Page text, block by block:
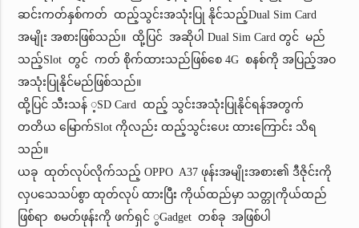
ဆင်းကတ်နှစ်ကတ် ထည့်သွင်းအသုံးပြု နိုင်သည့်Dual Sim Card
အမျိုး အစားဖြစ်သည်။ ထို့ပြင် အဆိုပါ Dual Sim Card တွင် မည်
သည့်Slot တွင် ကတ် စိုက်ထားသည်ဖြစ်စေ 4G စနစ်ကို အပြည့်အဝ
အသုံးပြုနိုင်မည်ဖြစ်သည်။
ထို့ပြင် သီးသန် ့SD Card ထည့် သွင်းအသုံးပြုနိုင်ရန်အတွက်
တတိယ မြောက်Slot ကိုလည်း ထည့်သွင်းပေး ထားကြောင်း သိရ
သည်။
ယခု ထုတ်လုပ်လိုက်သည့် OPPO A37 ဖုန်းအမျိုးအစား၏ ဒီဇိုင်းကို
လှပသေသပ်စွာ ထုတ်လုပ် ထားပြီး ကိုယ်ထည်မှာ သတ္တုကိုယ်ထည်
ဖြစ်ရာ စမတ်ဖုန်းကို ဖက်ရှင် ွGadget တစ်ခု အဖြစ်ပါ